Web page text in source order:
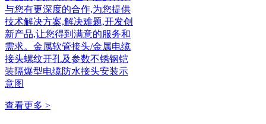
与您有更深度的合作,为您提供
技术解决方案,解决难题,开发创
新产品,让您得到满意的服务和
需求。金属软管接头/金属电缆
接头螺纹开孔及参数不锈钢铠
装隔爆型电缆防水接头安装示
意图
查看更多 >